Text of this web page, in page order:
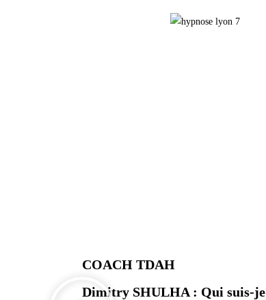
COACH TDAH
Dimitry SHULHA : Qui suis-